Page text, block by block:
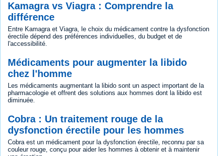
Kamagra vs Viagra : Comprendre la
différence
Entre Kamagra et Viagra, le choix du médicament contre la dysfonction
érectile dépend des préférences individuelles, du budget et de
l'accessibilité.
Médicaments pour augmenter la libido
chez l'homme
Les médicaments augmentant la libido sont un aspect important de la
pharmacologie et offrent des solutions aux hommes dont la libido est
diminuée.
Cobra : Un traitement rouge de la
dysfonction érectile pour les hommes
Cobra est un médicament pour la dysfonction érectile, reconnu par sa
couleur rouge, conçu pour aider les hommes à obtenir et à maintenir